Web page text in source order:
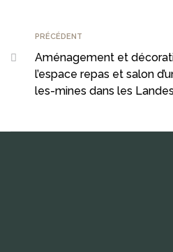
PRÉCÉDENT
Aménagement et
l’espace repas et salon
les-mines dans les Landes